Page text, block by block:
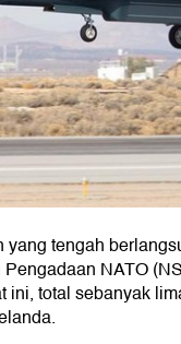
yang tengah
NATO
ini, total sebanyak